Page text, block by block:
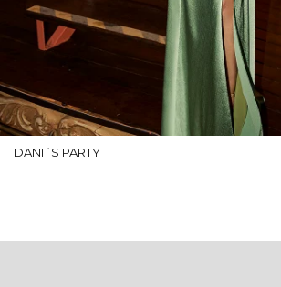
DANI´S PARTY